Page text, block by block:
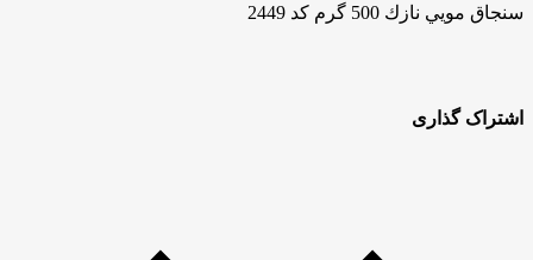
سنجاق مويي نازك 500 گرم كد 2449
اشتراک گذاری